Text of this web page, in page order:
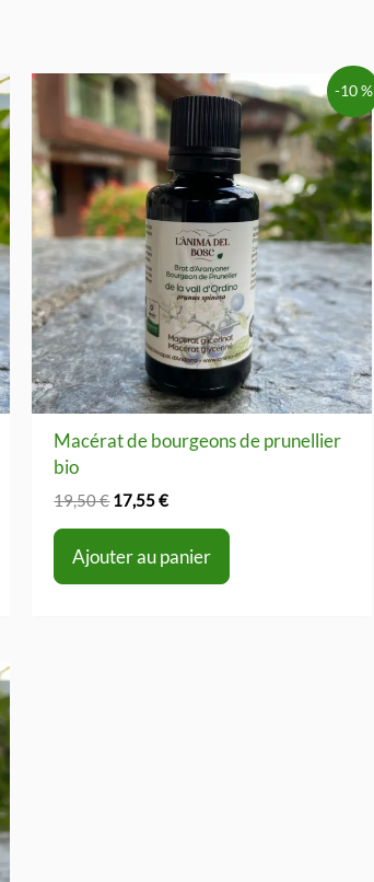
-10 %
Macérat de bourgeons de prunellier
bio
19,50€ Le
était :
19,50 €.
17,55€Le
est :
17,55 €.
Ajouter au panier